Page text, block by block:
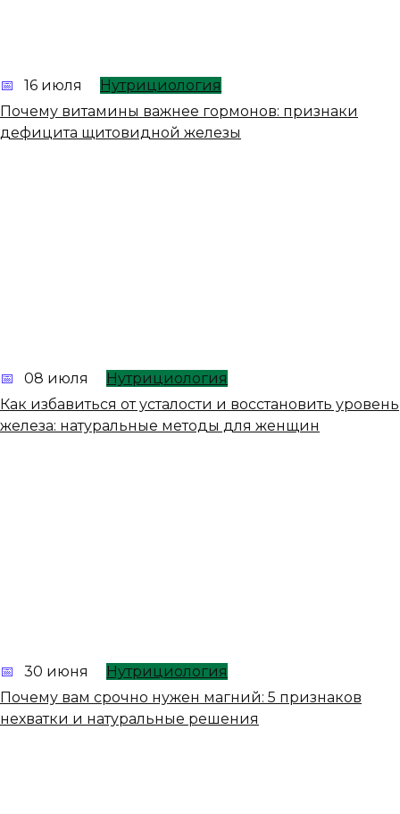
16 июля
Нутрициология
Почему витамины важнее гормонов: признаки
дефицита щитовидной железы
08 июля
Нутрициология
Как избавиться от усталости и восстановить уровень
железа: натуральные методы для женщин
30 июня
Нутрициология
Почему вам срочно нужен магний: 5 признаков
нехватки и натуральные решения